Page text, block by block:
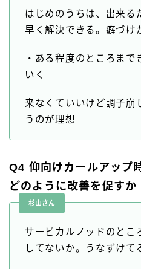
はじめのうちは、出来る
早く解決できる。癖づけ
・ある程度のところまで
いく
来なくていいけど調子崩
うのが理想
Q4 仰向けカールアップ
どのように改善を促すか
杉山さん
サービカルノッドのとこ
してないか。うなずけて